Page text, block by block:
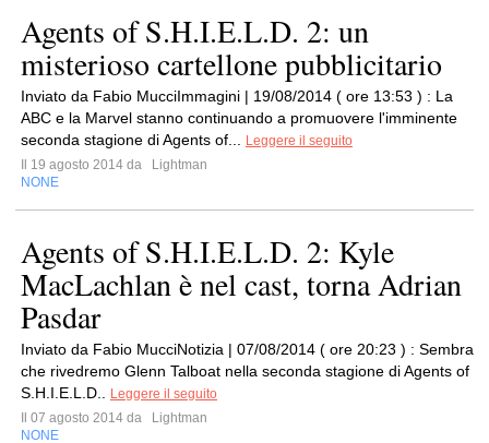
Agents of S.H.I.E.L.D. 2: un
misterioso cartellone pubblicitario
Inviato da Fabio MucciImmagini | 19/08/2014 ( ore 13:53 ) : La
ABC e la Marvel stanno continuando a promuovere l'imminente
seconda stagione di Agents of...
Leggere il seguito
Il 19 agosto 2014 da
Lightman
NONE
Agents of S.H.I.E.L.D. 2: Kyle
MacLachlan è nel cast, torna Adrian
Pasdar
Inviato da Fabio MucciNotizia | 07/08/2014 ( ore 20:23 ) : Sembra
che rivedremo Glenn Talboat nella seconda stagione di Agents of
S.H.I.E.L.D..
Leggere il seguito
Il 07 agosto 2014 da
Lightman
NONE